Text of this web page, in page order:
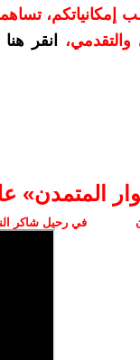
أكثر حسب
والتقدمي،
انقر
المتمدن»
في رحيل شاكر